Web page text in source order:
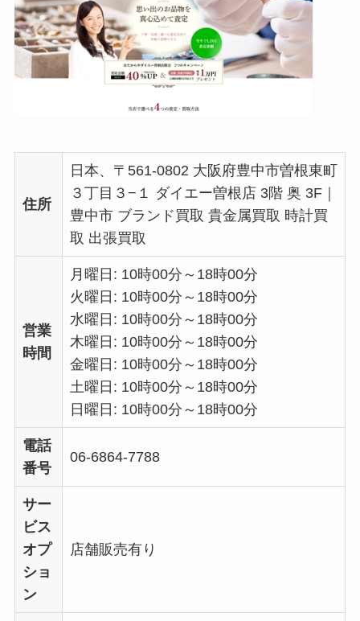
住所
日本、〒561-0802 大阪府豊中市曽根東町
３丁目３−１ ダイエー曽根店 3階 奥 3F｜
豊中市 ブランド買取 貴金属買取 時計買
取 出張買取
営業
時間
月曜日: 10時00分～18時00分
火曜日: 10時00分～18時00分
水曜日: 10時00分～18時00分
木曜日: 10時00分～18時00分
金曜日: 10時00分～18時00分
土曜日: 10時00分～18時00分
日曜日: 10時00分～18時00分
電話
番号
06-6864-7788
サー
ビス
オプ
ショ
ン
店舗販売有り